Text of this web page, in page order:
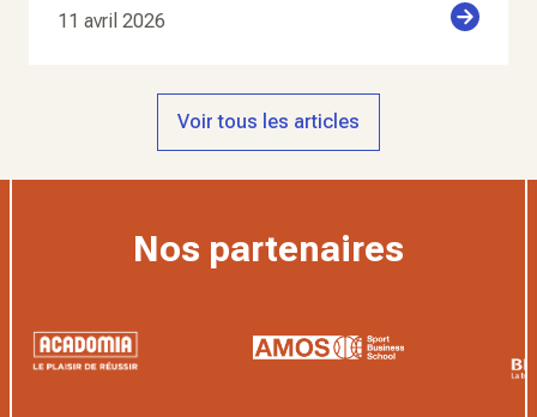
11 avril 2026
Voir tous les articles
Nos partenaires